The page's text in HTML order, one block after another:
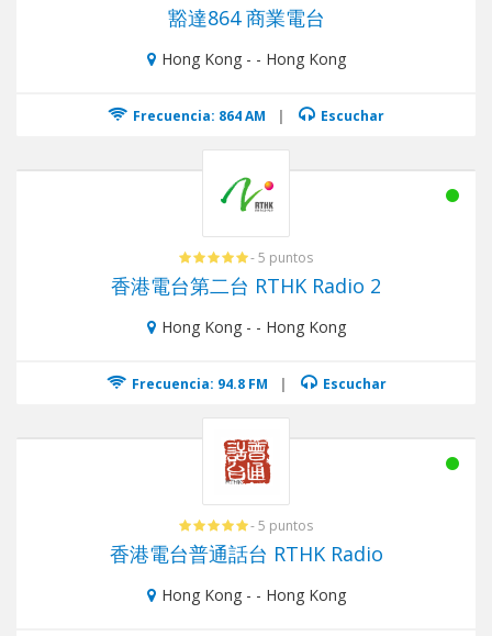
豁達864 商業電台
Hong Kong - - Hong Kong
Frecuencia: 864 AM | Escuchar
- 5 puntos
香港電台第二台 RTHK Radio 2
Hong Kong - - Hong Kong
Frecuencia: 94.8 FM | Escuchar
- 5 puntos
香港電台普通話台 RTHK Radio
Hong Kong - - Hong Kong